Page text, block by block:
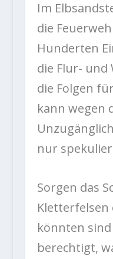
Im
die
Hunderten
die Flur- und
die Folgen
kann wegen
nur
Sorgen das
Kletterfelsen
könnten
berechtigt,